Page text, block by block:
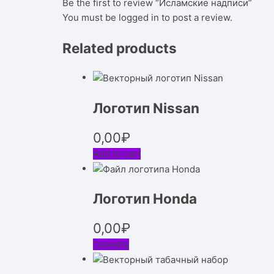
Be the first to review “Исламские надписи”
You must be logged in to post a review.
Related products
Логотип Nissan
0,00₽
Add to cart
Логотип Honda
0,00₽
Скачать